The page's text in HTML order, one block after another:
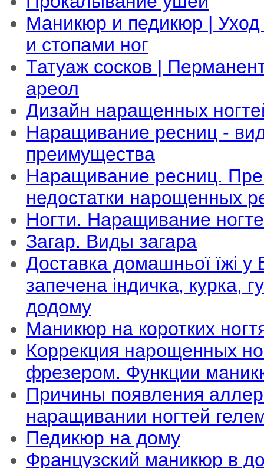
Маникюр и педикюр | Уход
и стопами ног
Татуаж сосков |
ареол
Дизайн наращенных
Наращивание ресниц -
преимущества
Наращивание ресниц.
недостатки нарощенных
Ногти. Наращивание
Загар. Виды загара
Доставка домашньої їжі у
запечена індичка, курка,
додому
Маникюр на коротких
Коррекция нарощенных
фрезером. Функции
Причины появления
наращивании ногтей
Педикюр на дому
Французский маникюр в